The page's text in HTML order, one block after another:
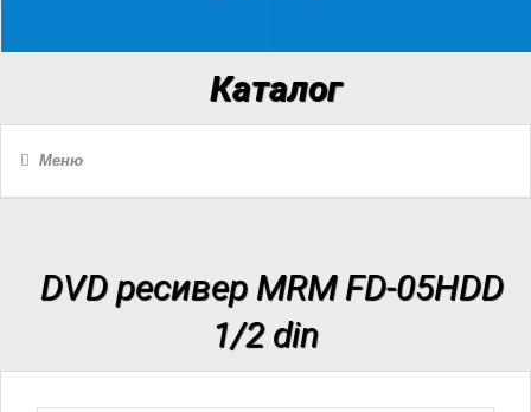
Каталог
Меню
DVD ресивер MRM FD-05HDD
1/2 din